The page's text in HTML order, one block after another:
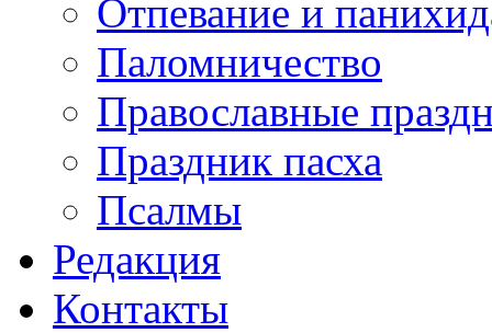
Отпевание и
Паломничество
Православные
Праздник пасха
Псалмы
Редакция
Контакты